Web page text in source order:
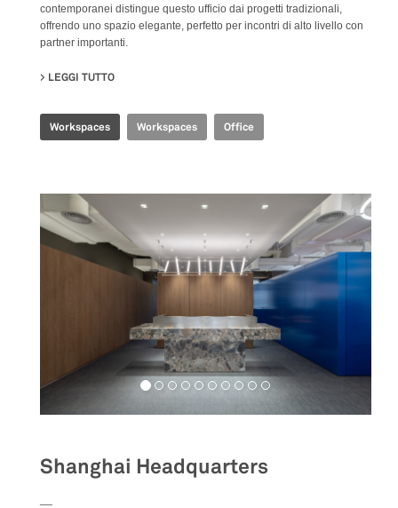
contemporanei distingue questo ufficio dai progetti tradizionali,
offrendo uno spazio elegante, perfetto per incontri di alto livello con
partner importanti.
LEGGI TUTTO
Workspaces Workspaces Office
Shanghai Headquarters